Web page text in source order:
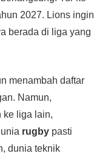
2027. Lions ingin
berada di liga yang
menambah daftar
Namun,
ke liga lain,
rugbypasti
dunia teknik